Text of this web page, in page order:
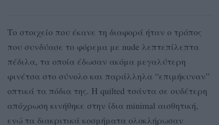
Το στοιχείο που έκανε τη διαφορά ήταν ο τρόπος
που συνδύασε το φόρεμα με nude λεπτεπίλεπτα
πέδιλα, τα οποία έδωσαν ακόμα μεγαλύτερη
φινέτσα στο σύνολο και παράλληλα “επιμήκυναν”
οπτικά τα πόδια της. Η quilted τσάντα σε ουδέτερη
απόχρωση κινήθηκε στην ίδια minimal αισθητική,
ενώ τα διακριτικά κοσμήματα ολοκλήρωσαν